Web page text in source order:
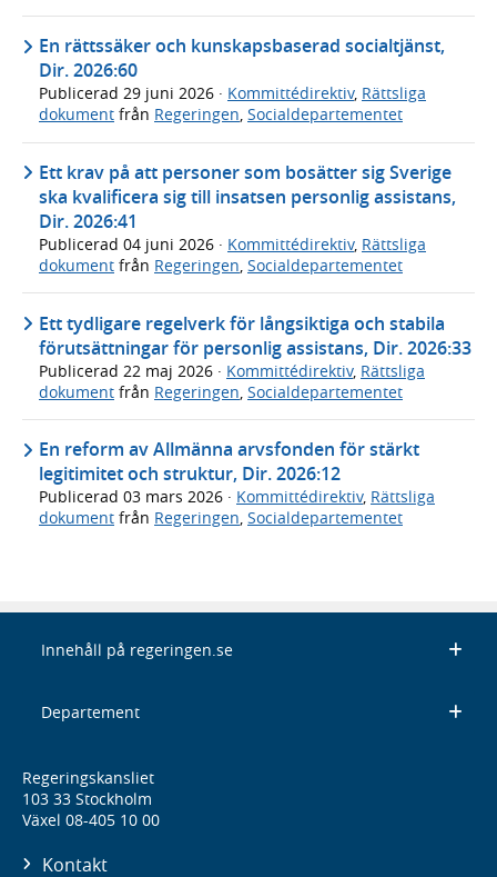
En rättssäker och kunskapsbaserad socialtjänst,
Dir. 2026:60
Publicerad 29 juni 2026 · Kommittédirektiv, Rättsliga
dokument från Regeringen, Socialdepartementet
Ett krav på att personer som bosätter sig Sverige
ska kvalificera sig till insatsen personlig assistans,
Dir. 2026:41
Publicerad 04 juni 2026 · Kommittédirektiv, Rättsliga
dokument från Regeringen, Socialdepartementet
Ett tydligare regelverk för långsiktiga och stabila
förutsättningar för personlig assistans, Dir. 2026:33
Publicerad 22 maj 2026 · Kommittédirektiv, Rättsliga
dokument från Regeringen Socialdepartementet
En reform av Allmänna arvsfonden för stärkt
legitimitet och struktur, Dir. 2026:12
Publicerad 03 mars 2026 · Kommittédirektiv, Rättsliga
dokument från Regeringen, Socialdepartementet
Innehåll på regeringen.se
Departement
Regeringskansliet
103 33 Stockholm
Växel 08-405 10 00
Kontakt